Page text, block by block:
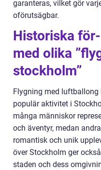
garanteras, vilket gör
oförutsägbar.
Historiska
med olika
stockholm”
Flygning med
populär aktivitet i
många människor
och äventyr, medan
romantisk och unik
över Stockholm ger
staden och dess